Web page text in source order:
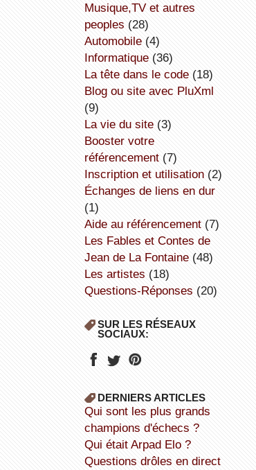
Musique,TV et autres
peoples (28)
Automobile(4)
informatique(36)
la tête dans le code(18)
Blog ou site avec PluXml
(9)
la vie du site(3)
booster votre
référencement(7)
inscription et utilisation(2)
échanges de liens en dur
(1)
aide au référencement(7)
Les Fables et Contes de
Jean de La Fontaine(48)
Les artistes (18)
Questions-Réponses (20)
SUR LES RÉSEAUX
SOCIAUX:
DERNIERS ARTICLES
Qui sont les plus grands
champions d'échecs ?
Qui était Arpad Elo ?
Questions drôles en direct